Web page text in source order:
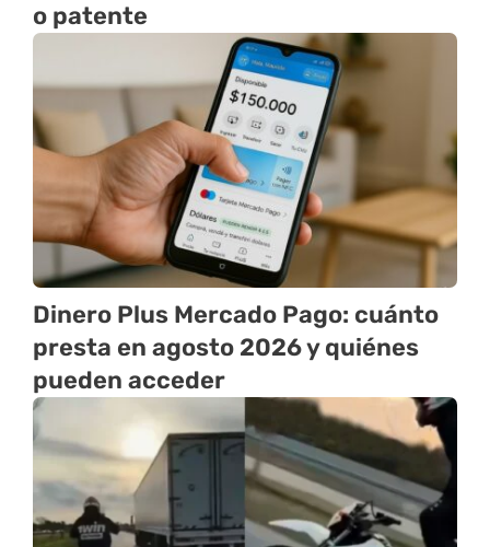
o patente
Dinero Plus Mercado Pago: cuánto
presta en agosto 2026 y quiénes
pueden acceder